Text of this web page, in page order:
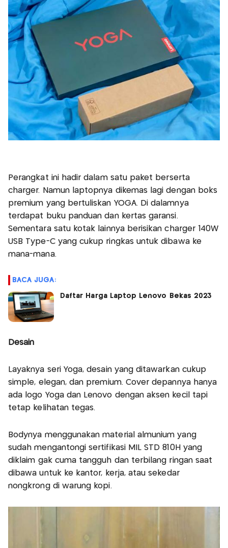
Perangkat ini hadir dalam satu paket berserta
charger. Namun laptopnya dikemas lagi dengan boks
premium yang bertuliskan YOGA. Di dalamnya
terdapat buku panduan dan kertas garansi.
Sementara satu kotak lainnya berisikan charger 140W
USB Type-C yang cukup ringkas untuk dibawa ke
mana-mana.
BACA JUGA:
Daftar Harga Laptop Lenovo Bekas 2023
Desain
Layaknya seri Yoga, desain yang ditawarkan cukup
simple, elegan, dan premium. Cover depannya hanya
ada logo Yoga dan Lenovo dengan aksen kecil tapi
tetap kelihatan tegas.
Bodynya menggunakan material almunium yang
sudah mengantongi sertifikasi MIL STD 810H yang
diklaim gak cuma tangguh dan terbilang ringan saat
dibawa untuk ke kantor, kerja, atau sekedar
nongkrong di warung kopi.